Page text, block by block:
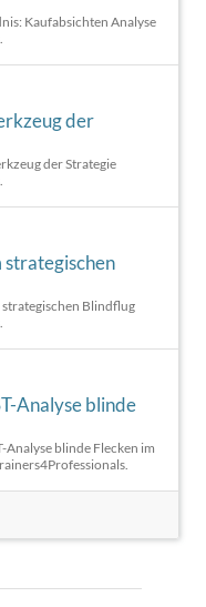
Kaufabsichten Analyse
der
der Strategie
strategischen
Blindflug
Analyse blinde
Analyse blinde Flecken im